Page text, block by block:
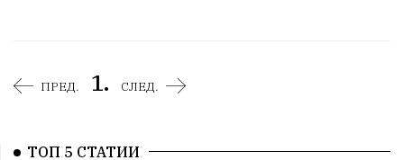
ПРЕД. 1. СЛЕД.
ТОП 5 СТАТИИ